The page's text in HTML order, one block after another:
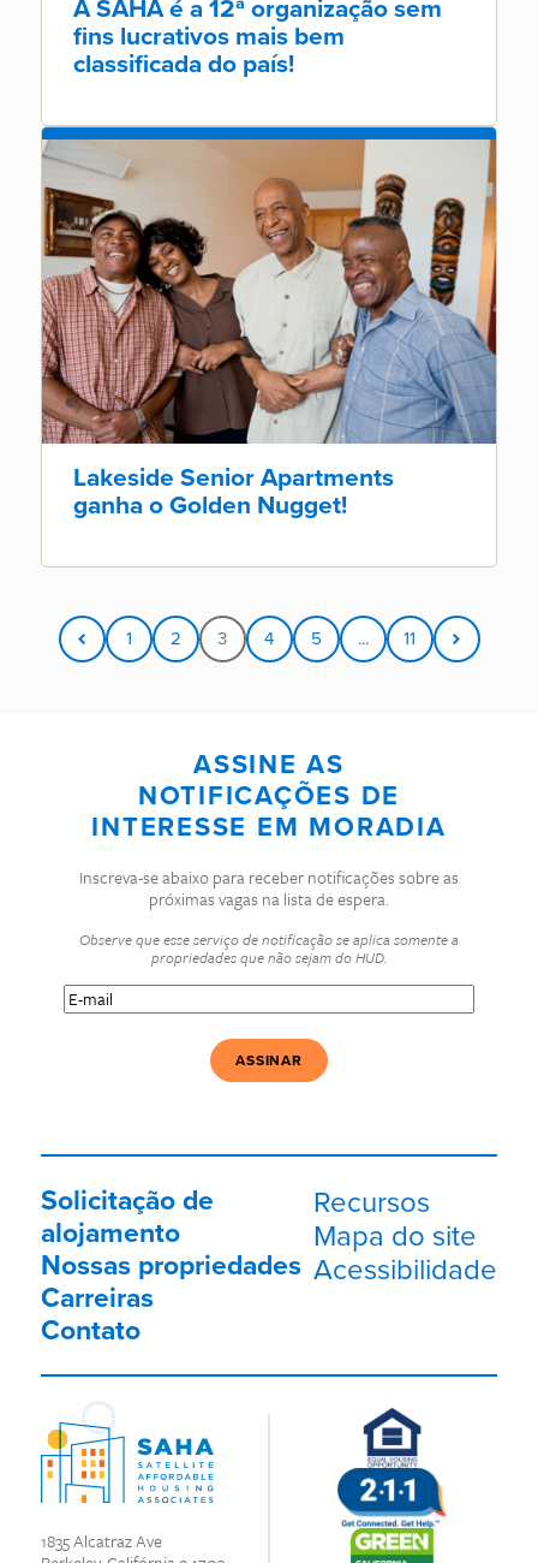
fins lucrativos mais bem
classificada do país!
Lakeside Senior Apartments
ganha o Golden Nugget!
1 2 3 4 5 ... 11
1835 Alcatraz Ave
ASSINE AS
NOTIFICAÇÕES DE
INTERESSE EM MORADIA
Inscreva-se abaixo para receber notificações sobre as
próximas vagas na lista de espera.
Observe que esse serviço de notificação se aplica somente a
propriedades que não sejam do HUD.
E-
mail(Obrigatório)
Solicitação de
alojamento
Nossas propriedades
Carreiras
Contato
Recursos
Mapa do site
Acessibilidade